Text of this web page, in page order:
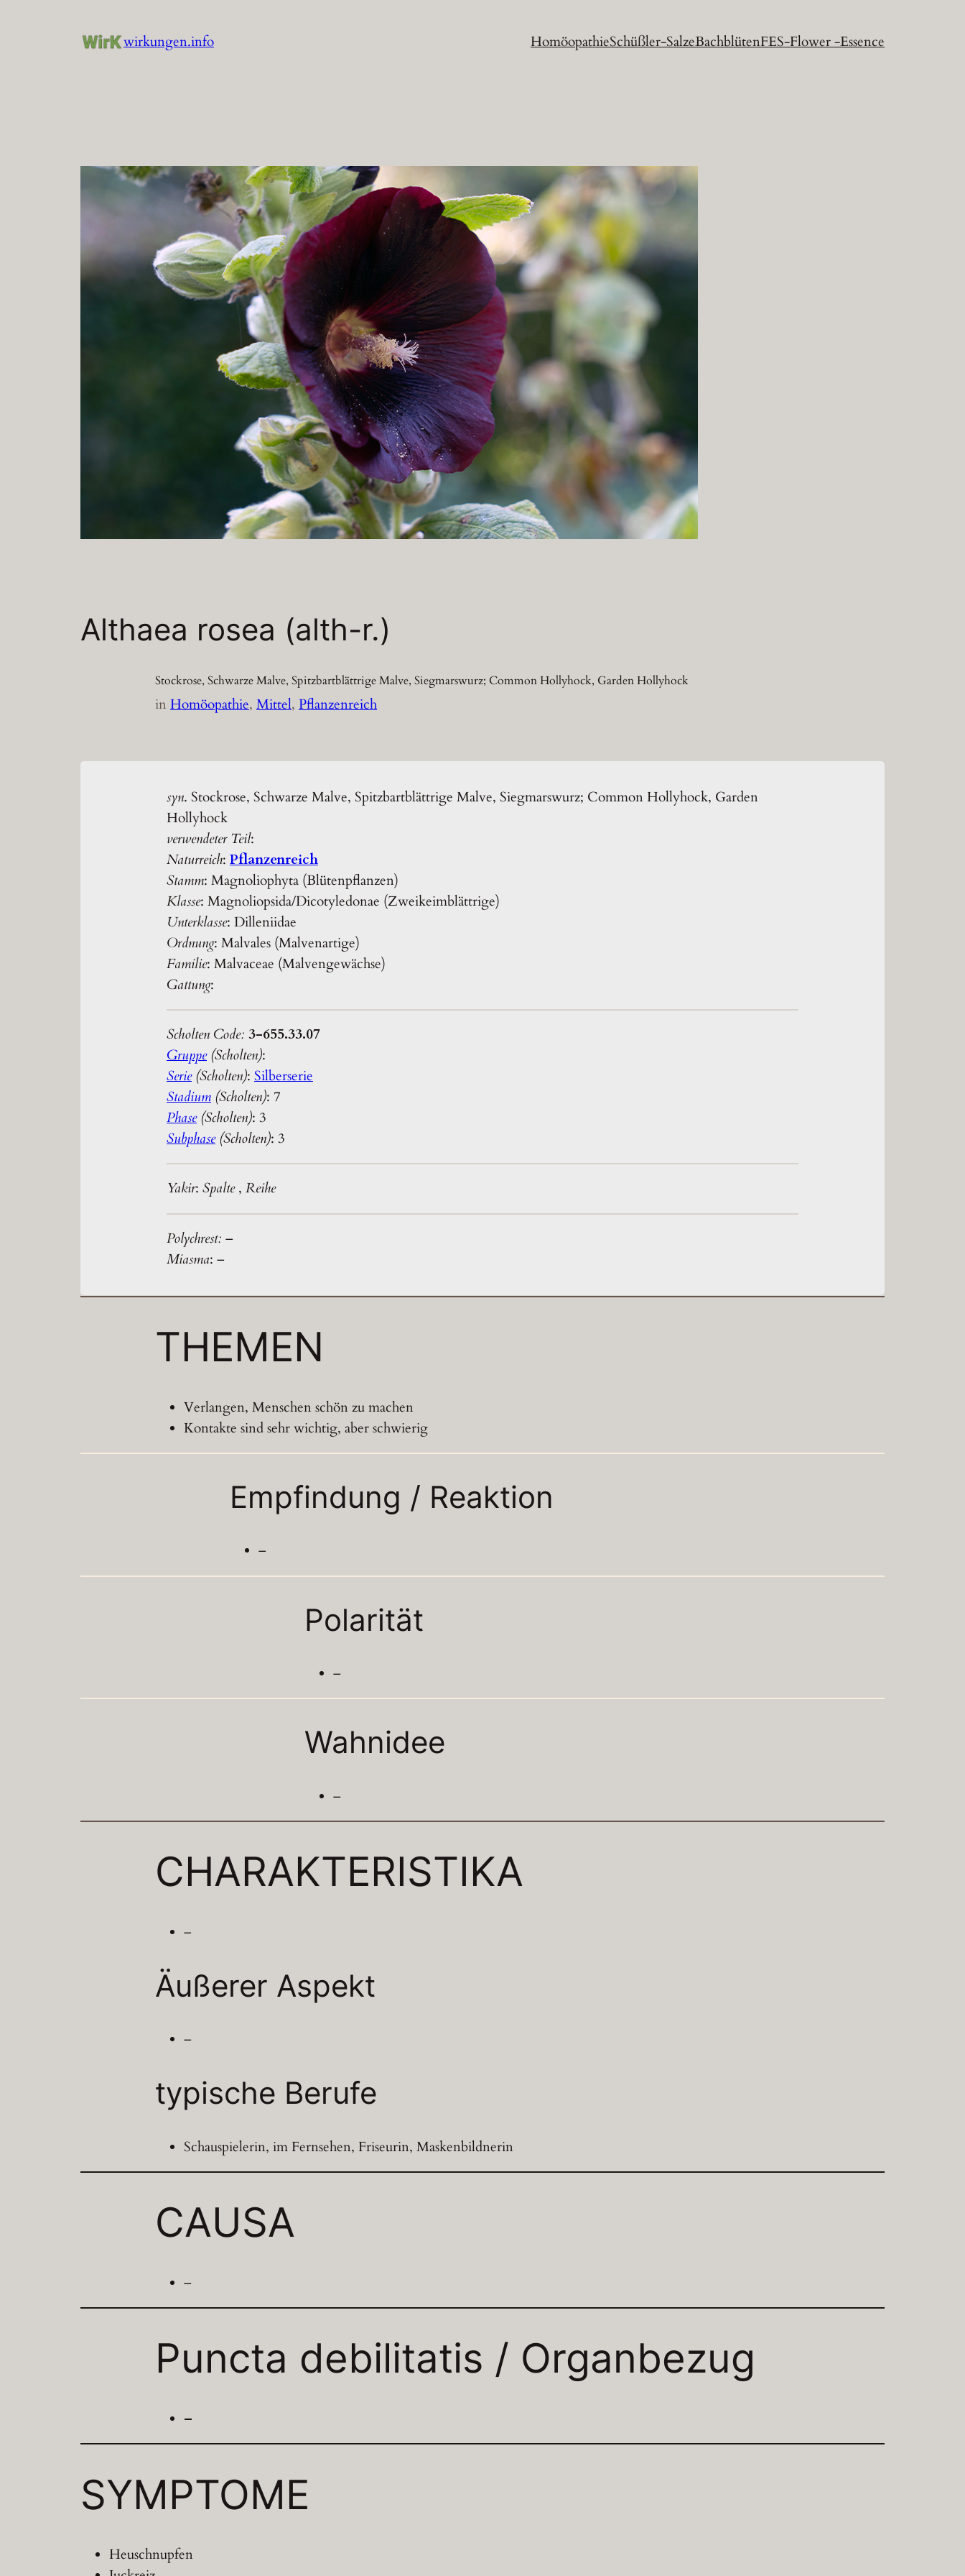
wirkungen.info HomöopathieSchüßler-SalzeBachblütenFES-Flower -Essence
Althaea rosea (alth-r.)
Stockrose, Schwarze Malve, Spitzbartblättrige Malve, Siegmarswurz; Common Hollyhock, Garden Hollyhock
inHomöopathie, Mittel, Pflanzenreich
syn. Stockrose, Schwarze Malve, Spitzbartblättrige Malve, Siegmarswurz; Common Hollyhock, Garden
Hollyhock
verwendeter Teil:
Naturreich: Pflanzenreich
Stamm: Magnoliophyta (Blütenpflanzen)
Klasse: Magnoliopsida/Dicotyledonae (Zweikeimblättrige)
Unterklasse: Dilleniidae
Ordnung: Malvales (Malvenartige)
Familie: Malvaceae (Malvengewächse)
Gattung:
Scholten Code: 3-655.33.07
Gruppe(Scholten):
Serie(Scholten): Silberserie
Stadium (Scholten): 7
Phase(Scholten): 3
Subphase (Scholten): 3
Yakir: Spalte, Reihe
Polychrest: –
Miasma: –
THEMEN
Verlangen, Menschen schön zu machen
Kontakte sind sehr wichtig, aber schwierig
Empfindung / Reaktion
–
Polarität
–
Wahnidee
–
CHARAKTERISTIKA
–
Äußerer Aspekt
–
typische Berufe
Schauspielerin, im Fernsehen, Friseurin, Maskenbildnerin
CAUSA
–
Puncta debilitatis / Organbezug
–
SYMPTOME
Heuschnupfen